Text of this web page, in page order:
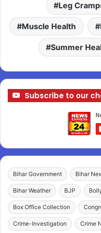
Leg
Muscle Health
Summer
Subscribe to our
Bihar Government Bihar
Bihar Weather BJP
Box Office Collection
Crime-Investigation Crime